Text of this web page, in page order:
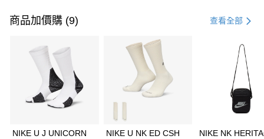
信用卡一次付款
3 期 0 利率 每期 21家銀行
合作金庫商業銀行
第一商業銀行
華南商業銀行
彰化商業銀行
上海商業儲蓄銀行
Apple Pay
商品加價購 (9) 查看全部
NIKE U J UNICORN
NIKE U NK ED CSH
NIKE NK